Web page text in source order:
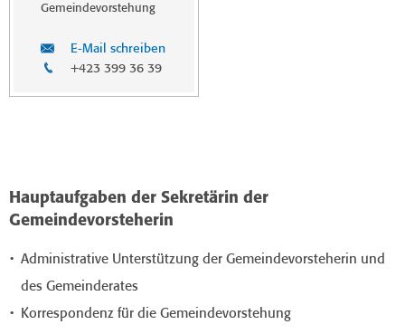
Gemeindevor­stehung
E-Mail schreiben
+423 399 36 39
Hauptaufgaben der Sekretärin der
Gemeindevorsteherin
Administrative Unterstützung der Gemeindevorsteherin und
des Gemeinderates
Korrespondenz für die Gemeindevorstehung